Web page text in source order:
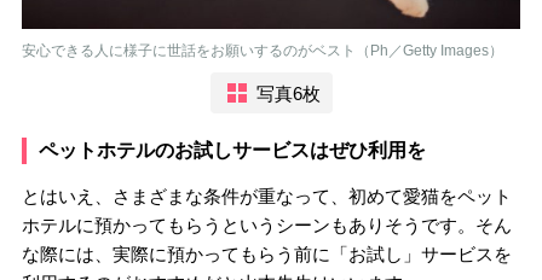
安心できる人に様子に世話をお願いするのがベスト（Ph／Getty Images）
写真6枚
ペットホテルのお試しサービスはぜひ利用を
とはいえ、さまざまな条件が重なって、初めて愛猫をペット
ホテルに預かってもらうというシーンもありそうです。そん
な際には、実際に預かってもらう前に「お試し」サービスを